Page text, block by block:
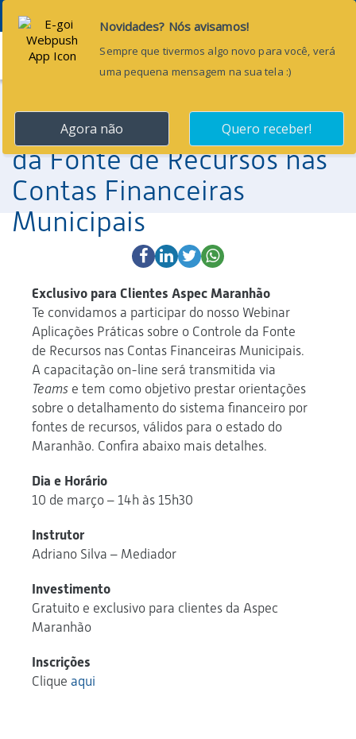
Menu
25 de fevereiro de 2026
Práticas sobre o Controle
da Fonte de Recursos nas
Contas Financeiras
Municipais
Exclusivo para Clientes Aspec Maranhão
Te convidamos a participar do nosso Webinar
Aplicações Práticas sobre o Controle da Fonte
de Recursos nas Contas Financeiras Municipais.
A capacitação on-line será transmitida via
Teams e tem como objetivo prestar orientações
sobre o detalhamento do sistema financeiro por
fontes de recursos, válidos para o estado do
Maranhão. Confira abaixo mais detalhes.
Dia e Horário
10 de março – 14h às 15h30
Instrutor
Adriano Silva – Mediador
Investimento
Gratuito e exclusivo para clientes da Aspec
Maranhão
Inscrições
Clique aqui